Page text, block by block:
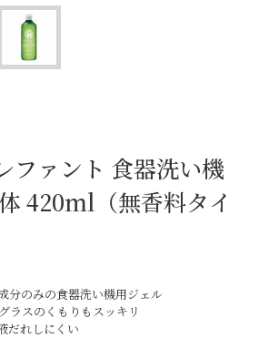
ファント 食器洗い機
420ml（無香料タイ
分のみの食器洗い機用ジェル
ラスのくもりもスッキリ
だれしにくい